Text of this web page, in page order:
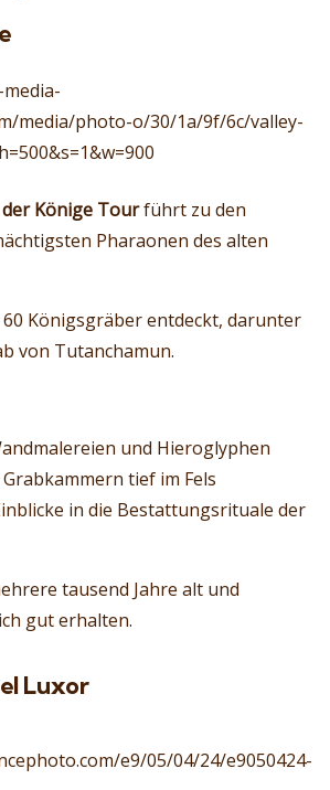
Könige Tourführt zu den
Pharaonen des alten
Königsgräber entdeckt, darunter
von Tutanchamun.
und Hieroglyphen
tief im Fels
in die Bestattungsrituale der
tausend Jahre alt und
gut erhalten.
Luxor